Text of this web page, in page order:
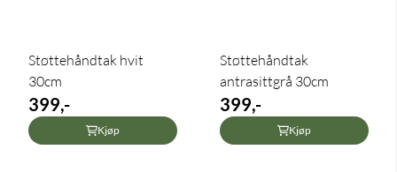
Støttehåndtak hvit
30cm
399,-
Kjøp
Støttehåndtak
antrasittgrå 30cm
399,-
Kjøp